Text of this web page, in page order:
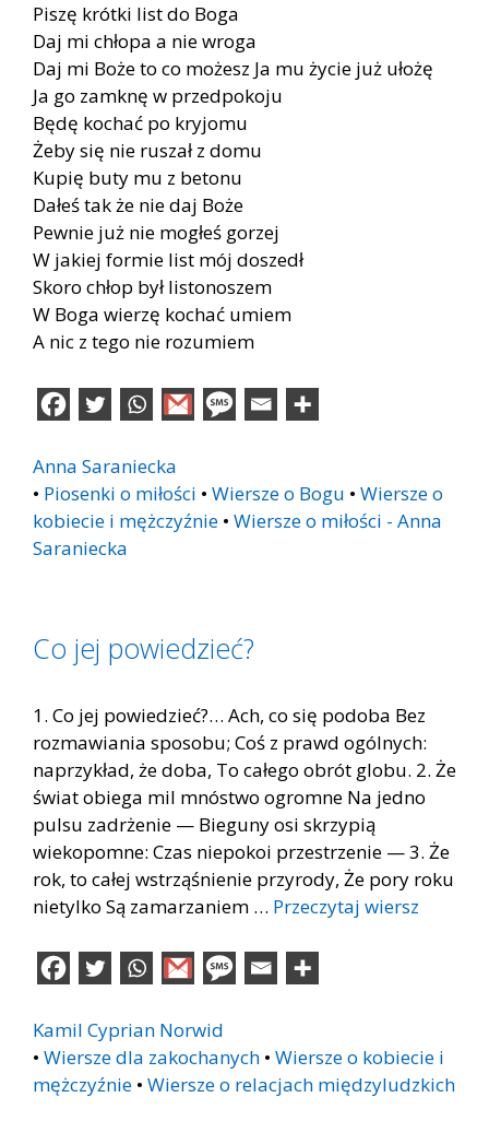
Piszę krótki list do Boga
Daj mi chłopa a nie wroga
Daj mi Boże to co możesz Ja mu życie już ułożę
Ja go zamknę w przedpokoju
Będę kochać po kryjomu
Żeby się nie ruszał z domu
Kupię buty mu z betonu
Dałeś tak że nie daj Boże
Pewnie już nie mogłeś gorzej
W jakiej formie list mój doszedł
Skoro chłop był listonoszem
W Boga wierzę kochać umiem
A nic z tego nie rozumiem
Anna Saraniecka
• Piosenki o miłości • Wiersze o Bogu • Wiersze o
kobiecie i mężczyźnie • Wiersze o miłości - Anna
Saraniecka
Co jej powiedzieć?
1. Co jej powiedzieć?… Ach, co się podoba Bez
rozmawiania sposobu; Coś z prawd ogólnych:
naprzykład, że doba, To całego obrót globu. 2. Że
świat obiega mil mnóstwo ogromne Na jedno
pulsu zadrżenie — Bieguny osi skrzypią
wiekopomne: Czas niepokoi przestrzenie — 3. Że
rok, to całej wstrząśnienie przyrody, Że pory roku
nietylko Są zamarzaniem … Przeczytaj wiersz
Kamil Cyprian Norwid
• Wiersze dla zakochanych • Wiersze o kobiecie i
mężczyźnie • Wiersze o relacjach międzyludzkich